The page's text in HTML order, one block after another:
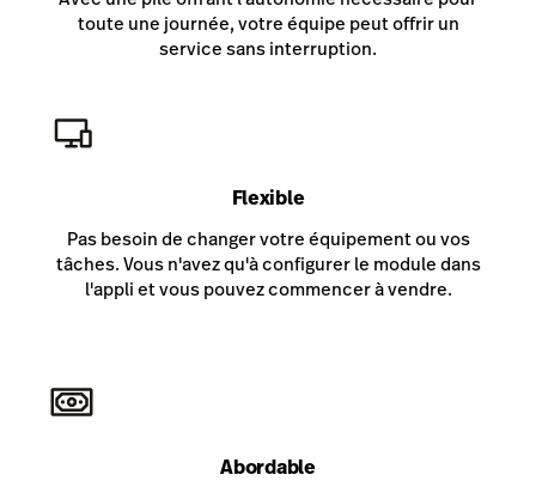
toute une journée, votre équipe peut offrir un
service sans interruption.
Flexible
Pas besoin de changer votre équipement ou vos
tâches. Vous n'avez qu'à configurer le module dans
l'appli et vous pouvez commencer à vendre.
Abordable